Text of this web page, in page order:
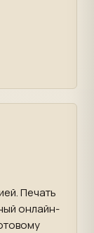
Печать
онлайн-